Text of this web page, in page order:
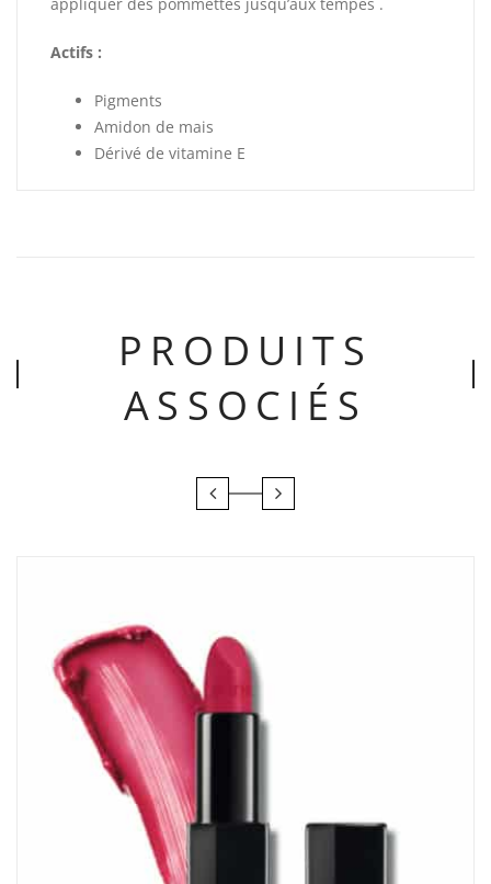
Actifs :
Pigments
Amidon de mais
Dérivé de vitamine E
PRODUITS
ASSOCIÉS